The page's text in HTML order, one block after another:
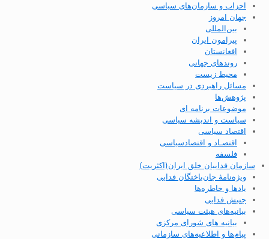
احزاب و سازمان‌های سیاسی
جهان امروز
بین‌المللی
پیرامون ایران
افغانستان
روندهای جهانی
محیط زیست
مسائل راهبردی در سیاست
پژوهش‌ها
موضوعات برنامه ای
سیاست و اندیشه سیاسی
اقتصاد سیاسی
اقتصـاد و اقتصاد‌سیاسی
فلسفه
سازمان فداییان خلق ایران(اکثریت)
ویژه‌نامهٔ جان‌باختگان فدایی
یادها و خاطره‌ها
جنبش فدایی
بیانیه‌های هیئت سیاسی
بیانیه های شورای مرکزی
پیام‌ها و اطلاعیه‌های سازمانی